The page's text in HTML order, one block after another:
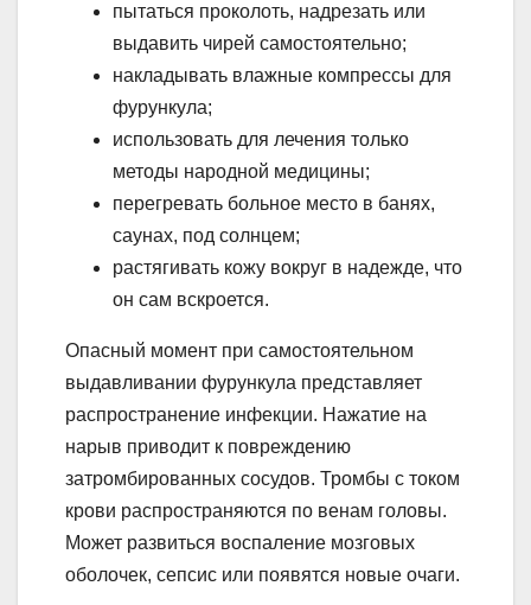
пытаться проколоть, надрезать или
выдавить чирей самостоятельно;
накладывать влажные компрессы для
фурункула;
использовать для лечения только
методы народной медицины;
перегревать больное место в банях,
саунах, под солнцем;
растягивать кожу вокруг в надежде, что
он сам вскроется.
Опасный момент при самостоятельном
выдавливании фурункула представляет
распространение инфекции. Нажатие на
нарыв приводит к повреждению
затромбированных сосудов. Тромбы с током
крови распространяются по венам головы.
Может развиться воспаление мозговых
оболочек, сепсис или появятся новые очаги.